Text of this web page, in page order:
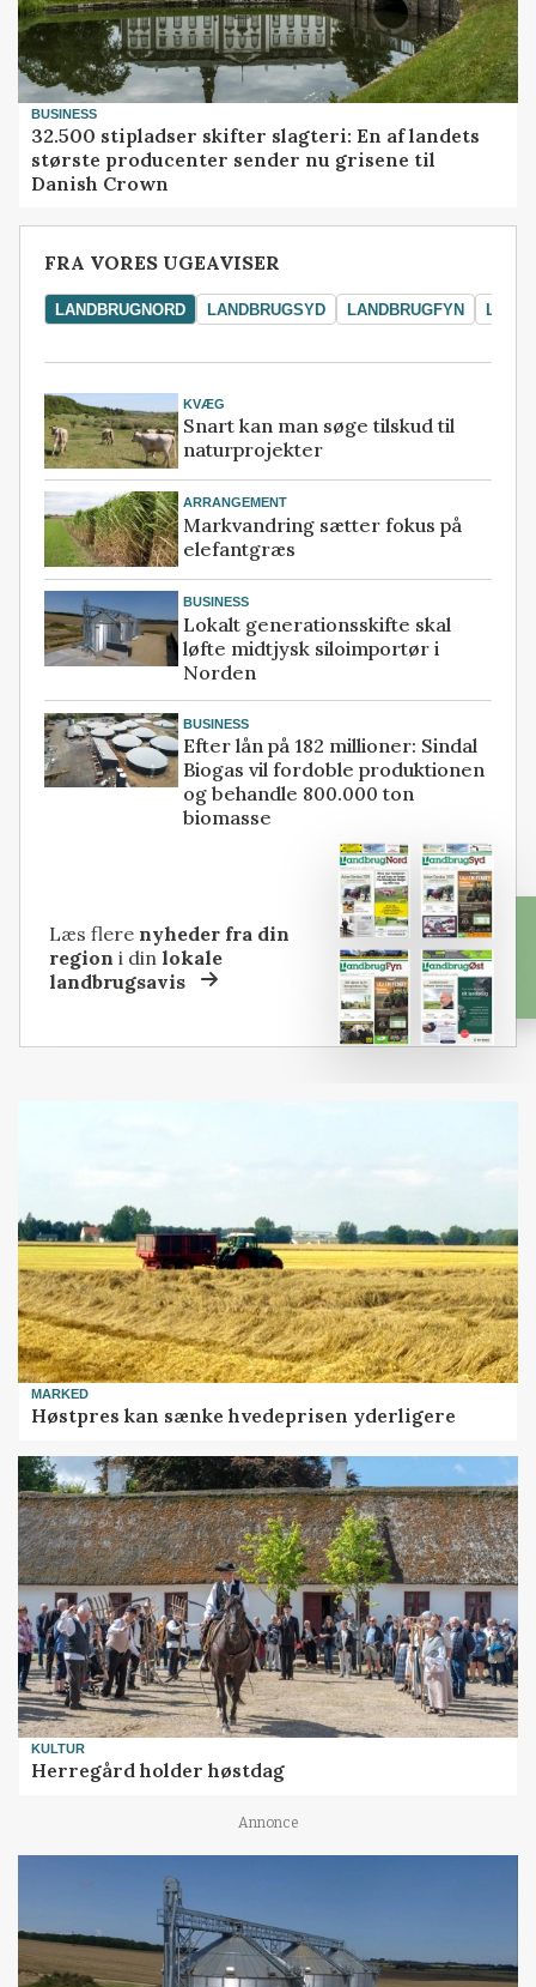
BUSINESS
32.500 stipladser skifter slagteri: En af landets
største producenter sender nu grisene til
Danish Crown
FRA VORES UGEAVISER
LANDBRUGNORD LANDBRUGSYD LANDBRUGFYN
KVÆG
Snart kan man søge tilskud til
naturprojekter
ARRANGEMENT
Markvandring sætter fokus på
elefantgræs
BUSINESS
Lokalt generationsskifte skal
løfte midtjysk siloimportør i
Norden
BUSINESS
Efter lån på 182 millioner: Sindal
Biogas vil fordoble produktionen
og behandle 800.000 ton
biomasse
Læs flere nyheder fra din
region i dinlokale
landbrugsavis
MARKED
Høstpres kan sænke hvedeprisen yderligere
KULTUR
Herregård holder høstdag
Annonce